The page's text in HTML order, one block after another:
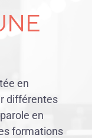
en
différentes
en
formations